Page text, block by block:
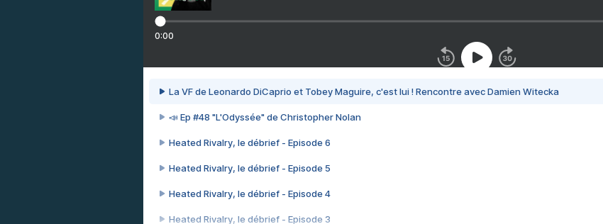
0:00
La VF de Leonardo DiCaprio et Tobey Maguire, c'est lui ! Rencontre avec Damien Witecka
📣 Ep #48 "L'Odyssée" de Christopher Nolan
Heated Rivalry, le débrief - Episode 6
Heated Rivalry, le débrief - Episode 5
Heated Rivalry, le débrief - Episode 4
Heated Rivalry, le débrief - Episode 3